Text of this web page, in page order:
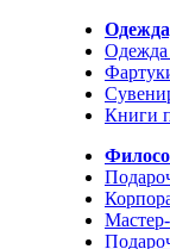
Одежда
Книги